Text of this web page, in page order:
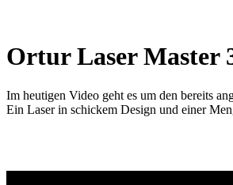
Ortur Laser Master
Im heutigen Video geht es um den bereits
Ein Laser in schickem Design und einer